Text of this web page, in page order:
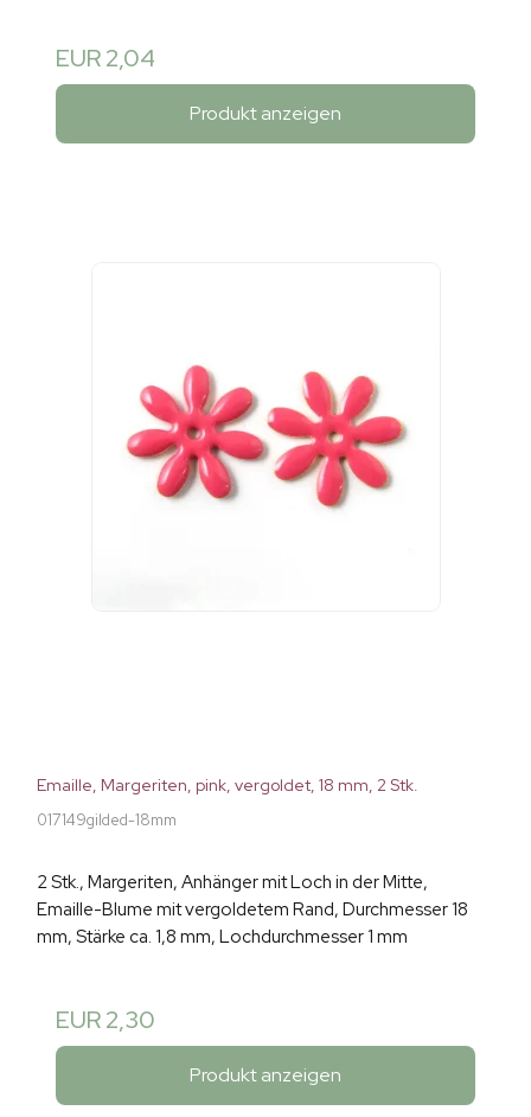
EUR 2,04
Produkt anzeigen
Emaille, Margeriten, pink, vergoldet, 18 mm, 2 Stk.
017149gilded-18mm
2 Stk., Margeriten, Anhänger mit Loch in der Mitte,
Emaille-Blume mit vergoldetem Rand, Durchmesser 18
mm, Stärke ca. 1,8 mm, Lochdurchmesser 1 mm
EUR 2,30
Produkt anzeigen